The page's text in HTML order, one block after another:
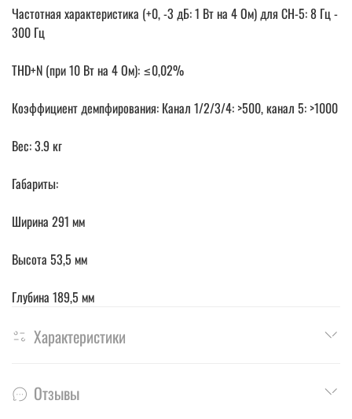
Частотная характеристика (+0, -3 дБ: 1 Вт на 4 Ом) для CH-5: 8 Гц -
300 Гц
THD+N (при 10 Вт на 4 Ом): ≤0,02%
Коэффициент демпфирования: Канал 1/2/3/4: >500, канал 5: >1000
Вес: 3.9 кг
Габариты:
Ширина 291 мм
Высота 53,5 мм
Глубина 189,5 мм
Характеристики
Отзывы